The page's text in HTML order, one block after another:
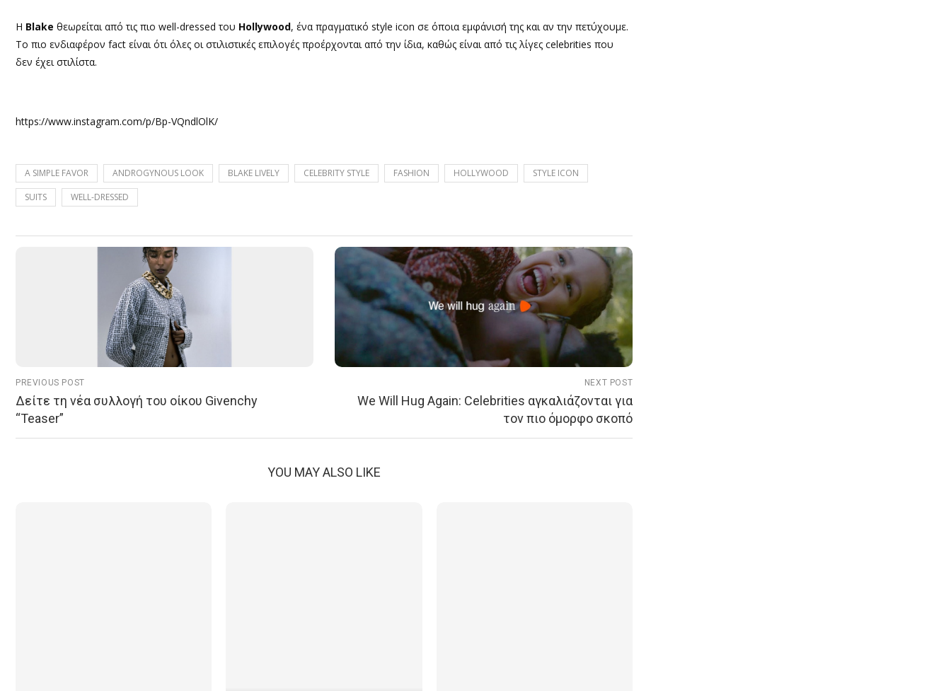
Η Blake θεωρείται από τις πιο well-dressed του Hollywood, ένα πραγματικό style icon σε όποια εμφάνισή της και αν την πετύχουμε.
Το πιο ενδιαφέρον fact είναι ότι όλες οι στιλιστικές επιλογές προέρχονται από την ίδια, καθώς είναι από τις λίγες celebrities που
δεν έχει στιλίστα.
https://www.instagram.com/p/Bp-VQndlOlK/
A SIMPLE FAVOR ANDROGYNOUS LOOK BLAKE LIVELY CELEBRITY STYLE FASHION HOLLYWOOD
STYLE ICON
SUITS
WELL-DRESSED
PREVIOUS POST
Δείτε τη νέα συλλογή του οίκου Givenchy
“Teaser”
NEXT POST
We Will Hug Again: Celebrities αγκαλιάζονται για
τον πιο όμορφο σκοπό
YOU MAY ALSO LIKE